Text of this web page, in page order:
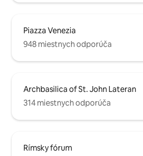
Piazza Venezia
948 miestnych odporúča
Archbasilica of St. John Lateran
314 miestnych odporúča
Rímsky fórum